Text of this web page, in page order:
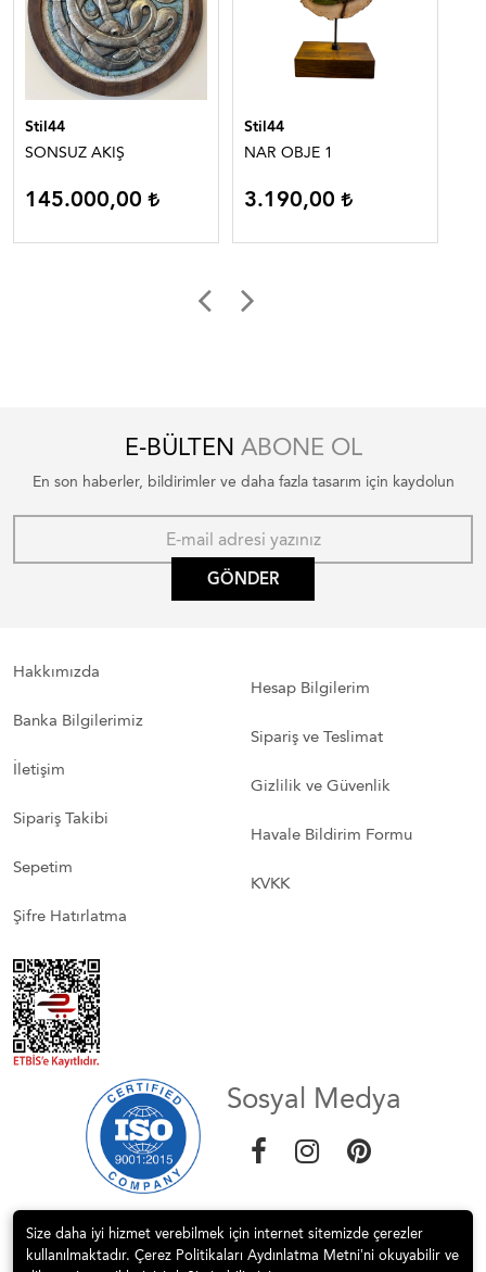
Stil44
SONSUZ AKIŞ
145.000,00
Stil44
NAR OBJE 1
3.190,00
E-BÜLTEN ABONE OL
En son haberler, bildirimler ve daha fazla tasarım için kaydolun
GÖNDER
Hakkımızda
Banka Bilgilerimiz
İletişim
Sipariş Takibi
Sepetim
Şifre Hatırlatma
Hesap Bilgilerim
Sipariş ve Teslimat
Gizlilik ve Güvenlik
Havale Bildirim Formu
KVKK
Sosyal Medya
Size daha iyi hizmet verebilmek için internet sitemizde çerezler
kullanılmaktadır. Çerez Politikaları Aydınlatma Metni’ni okuyabilir ve